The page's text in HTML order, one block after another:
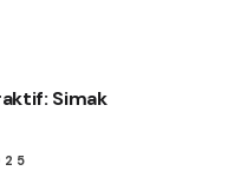
Simak